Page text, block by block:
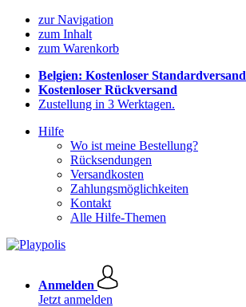
zur Navigation
zum Inhalt
zum Warenkorb
Belgien: Kostenloser Standardversand
Kostenloser Rückversand
Zustellung in 3 Werktagen.
Hilfe
Wo ist meine Bestellung?
Rücksendungen
Versandkosten
Zahlungsmöglichkeiten
Kontakt
Alle Hilfe-Themen
Anmelden
Jetzt anmelden